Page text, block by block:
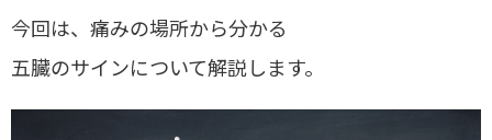
今回は、痛みの場所から分かる
五臓のサインについて解説します。